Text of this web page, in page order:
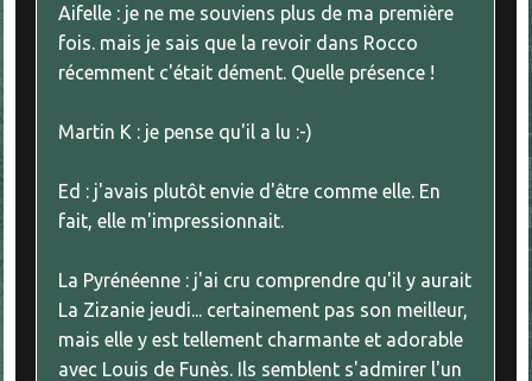
Aifelle : je ne me souviens plus de ma première
fois. mais je sais que la revoir dans Rocco
récemment c'était dément. Quelle présence !
Martin K : je pense qu'il a lu :-)
Ed : j'avais plutôt envie d'être comme elle. En
fait, elle m'impressionnait.
La Pyrénéenne : j'ai cru comprendre qu'il y aurait
La Zizanie jeudi... certainement pas son meilleur,
mais elle y est tellement charmante et adorable
avec Louis de Funès. Ils semblent s'admirer l'un